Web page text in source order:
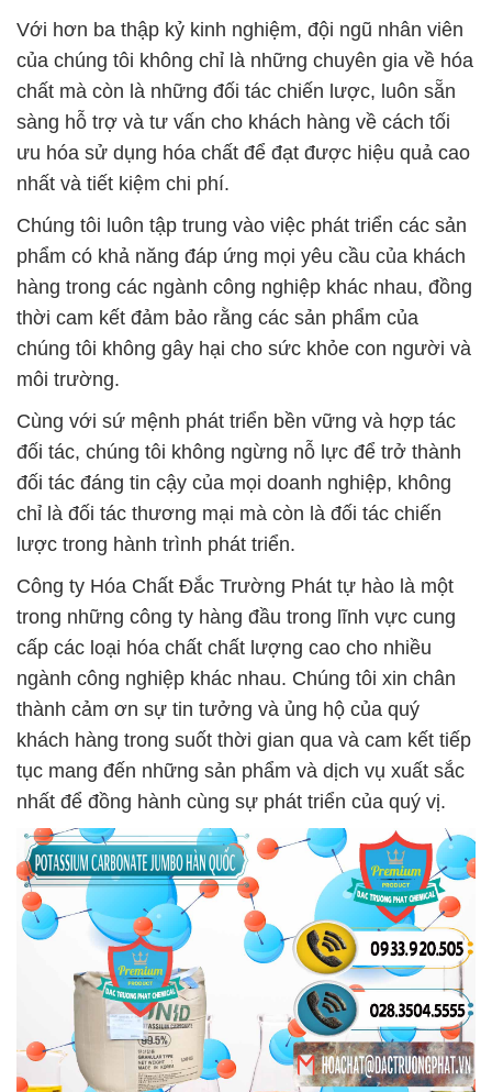
Với hơn ba thập kỷ kinh nghiệm, đội ngũ nhân viên
của chúng tôi không chỉ là những chuyên gia về hóa
chất mà còn là những đối tác chiến lược, luôn sẵn
sàng hỗ trợ và tư vấn cho khách hàng về cách tối
ưu hóa sử dụng hóa chất để đạt được hiệu quả cao
nhất và tiết kiệm chi phí.
Chúng tôi luôn tập trung vào việc phát triển các sản
phẩm có khả năng đáp ứng mọi yêu cầu của khách
hàng trong các ngành công nghiệp khác nhau, đồng
thời cam kết đảm bảo rằng các sản phẩm của
chúng tôi không gây hại cho sức khỏe con người và
môi trường.
Cùng với sứ mệnh phát triển bền vững và hợp tác
đối tác, chúng tôi không ngừng nỗ lực để trở thành
đối tác đáng tin cậy của mọi doanh nghiệp, không
chỉ là đối tác thương mại mà còn là đối tác chiến
lược trong hành trình phát triển.
Công ty Hóa Chất Đắc Trường Phát tự hào là một
trong những công ty hàng đầu trong lĩnh vực cung
cấp các loại hóa chất chất lượng cao cho nhiều
ngành công nghiệp khác nhau. Chúng tôi xin chân
thành cảm ơn sự tin tưởng và ủng hộ của quý
khách hàng trong suốt thời gian qua và cam kết tiếp
tục mang đến những sản phẩm và dịch vụ xuất sắc
nhất để đồng hành cùng sự phát triển của quý vị.